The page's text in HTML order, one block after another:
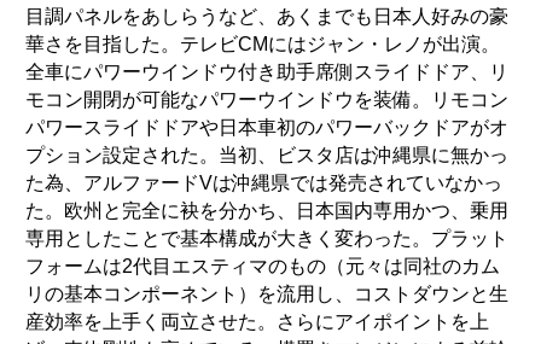
目調パネルをあしらうなど、あくまでも日本人好みの豪
華さを目指した。テレビCMにはジャン・レノが出演。
全車にパワーウインドウ付き助手席側スライドドア、リ
モコン開閉が可能なパワーウインドウを装備。リモコン
パワースライドドアや日本車初のパワーバックドアがオ
プション設定された。当初、ビスタ店は沖縄県に無かっ
た為、アルファードVは沖縄県では発売されていなかっ
た。欧州と完全に袂を分かち、日本国内専用かつ、乗用
専用としたことで基本構成が大きく変わった。プラット
フォームは2代目エスティマのもの（元々は同社のカム
リの基本コンポーネント）を流用し、コストダウンと生
産効率を上手く両立させた。さらにアイポイントを上